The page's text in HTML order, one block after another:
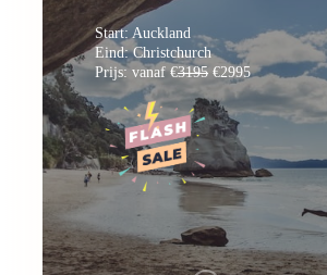
Start: Auckland
Eind: Christchurch
Prijs: vanaf €3195 €2995